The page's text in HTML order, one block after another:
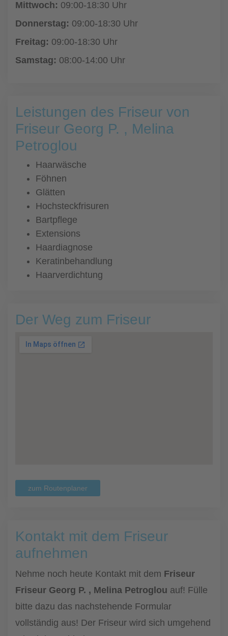
Mittwoch: 09:00-18:30 Uhr
Donnerstag: 09:00-18:30 Uhr
Freitag: 09:00-18:30 Uhr
Samstag: 08:00-14:00 Uhr
Leistungen des Friseur von
Friseur Georg P. , Melina
Petroglou
Haarwäsche
Föhnen
Glätten
Hochsteckfrisuren
Bartpflege
Extensions
Haardiagnose
Keratinbehandlung
Haarverdichtung
Der Weg zum Friseur
zum Routenplaner
Kontakt mit dem Friseur
aufnehmen
Nehme noch heute Kontakt mit dem Friseur
Friseur Georg P. , Melina Petroglou auf! Fülle
bitte dazu das nachstehende Formular
vollständig aus! Der Friseur wird sich umgehend